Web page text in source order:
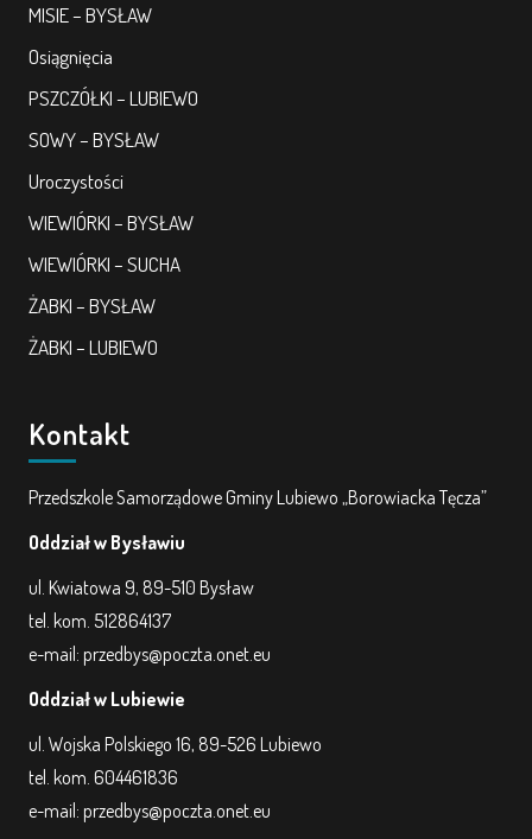
MISIE – BYSŁAW
Osiągnięcia
PSZCZÓŁKI – LUBIEWO
SOWY – BYSŁAW
Uroczystości
WIEWIÓRKI – BYSŁAW
WIEWIÓRKI – SUCHA
ŻABKI – BYSŁAW
ŻABKI – LUBIEWO
Kontakt
Przedszkole Samorządowe Gminy Lubiewo „Borowiacka Tęcza”
Oddział w Bysławiu
ul. Kwiatowa 9, 89-510 Bysław
tel. kom. 512864137
e-mail: przedbys@poczta.onet.eu
Oddział w Lubiewie
ul. Wojska Polskiego 16, 89-526 Lubiewo
tel. kom. 604461836
e-mail: przedbys@poczta.onet.eu